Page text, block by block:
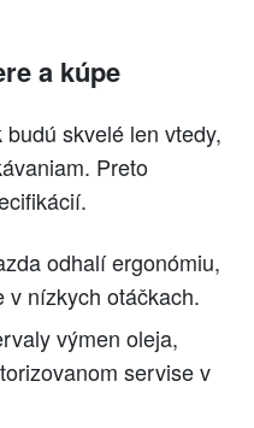
a kúpe
skvelé len vtedy,
Preto
odhalí ergonómiu,
v nízkych otáčkach.
výmen oleja,
servise v